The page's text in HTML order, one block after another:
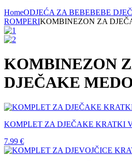
HomeODJEĆA ZA BEBEBEBE
ROMPERIKOMBINEZON ZA
KOMBINEZON
DJEČAKE
KOMPLET ZA DJEČAKE KRATKI
7.99 €